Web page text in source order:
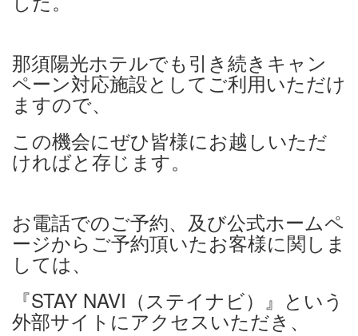
那須陽光ホテルでも引き続きキャン
ペーン対応施設としてご利用いただけ
ますので、
この機会にぜひ皆様にお越しいただ
ければと存じます。
お電話でのご予約、及び公式ホームペ
ージからご予約頂いたお客様に関しま
しては、
『STAY NAVI（ステイナビ）』という
外部サイトにアクセスいただき、